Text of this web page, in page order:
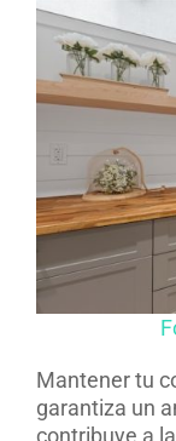
Mantener tu
garantiza un
contribuye a